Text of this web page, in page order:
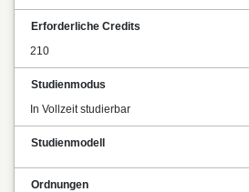
Erforderliche Credits
210
Studienmodus
In Vollzeit studierbar
Studienmodell
Ordnungen